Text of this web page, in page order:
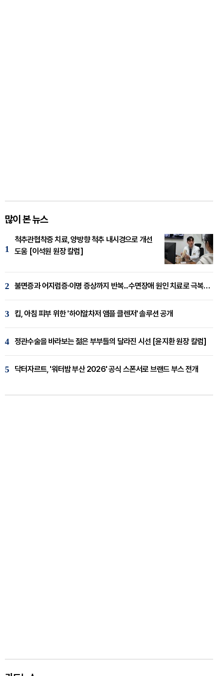
많이 본 뉴스
1
척추관협착증 치료, 양방향 척추 내시경으로 개선
도움 [이석원 원장 칼럼]
2 불면증과 어지럼증·이명 증상까지 반복...수면장애 원인 치료로 극복해야
3 킵, 아침 피부 위한 '하이알차저 앰플 클렌저' 솔루션 공개
4 정관수술을 바라보는 젊은 부부들의 달라진 시선 [윤지환 원장 칼럼]
5 닥터자르트, '워터밤 부산 2026' 공식 스폰서로 브랜드 부스 전개